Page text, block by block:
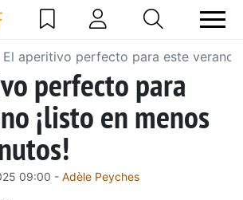
El aperitivo perfecto para este verano
perfecto para
¡listo en menos
09:00 - Adèle Peyches